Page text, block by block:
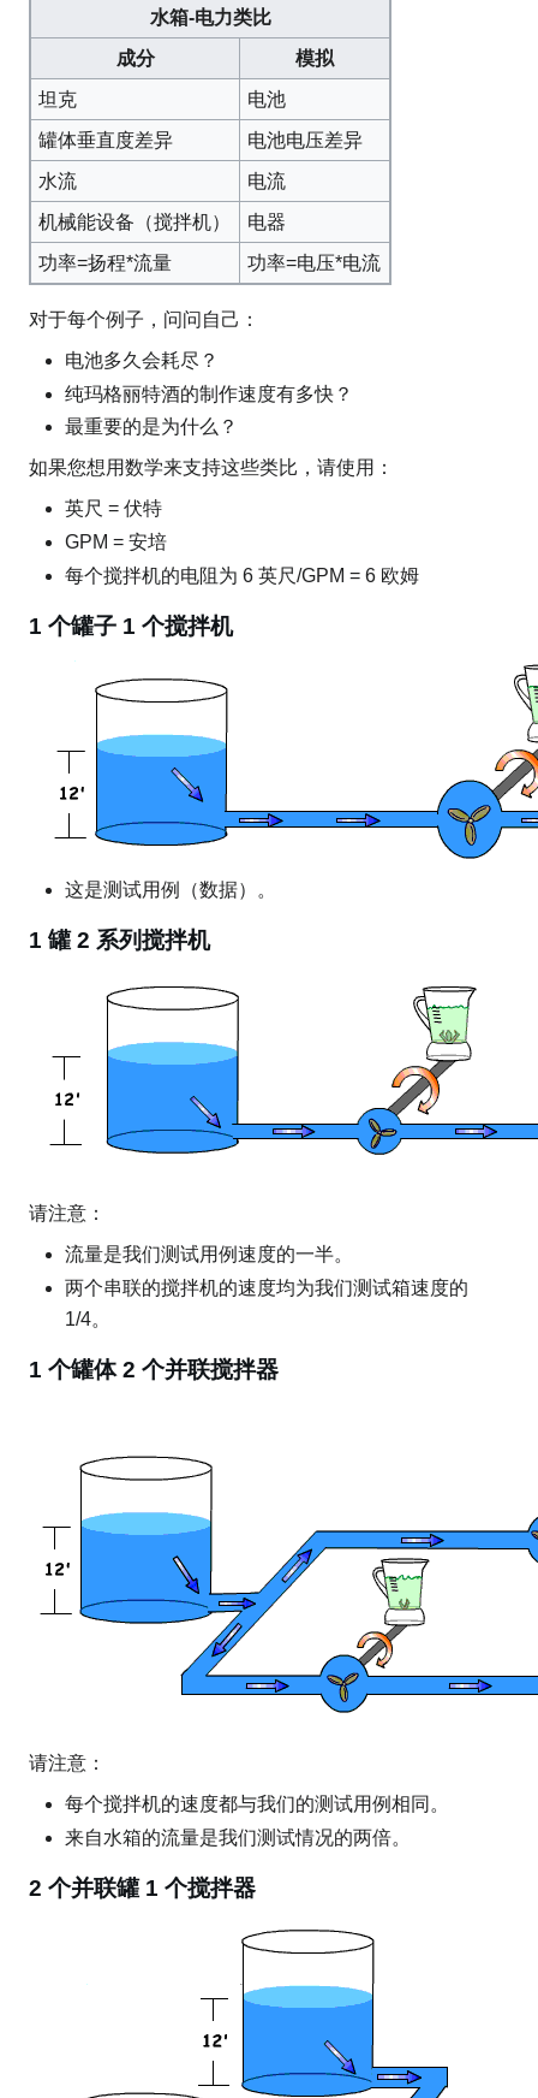
水箱-电力类比
成分
模拟
坦克
电池
罐体垂直度差异
电池电压差异
水流
电流
机械能设备（搅拌机）
电器
功率=扬程*流量
功率=电压*电流
对于每个例子，问问自己：
电池多久会耗尽？
纯玛格丽特酒的制作速度有多快？
最重要的是为什么？
如果您想用数学来支持这些类比，请使用：
英尺 = 伏特
GPM = 安培
每个搅拌机的电阻为 6 英尺/GPM = 6 欧姆
1 个罐子 1 个搅拌机
这是测试用例（数据）。
1 罐 2 系列搅拌机
请注意：
流量是我们测试用例速度的一半。
两个串联的搅拌机的速度均为我们测试箱速度的
1/4。
1 个罐体 2 个并联搅拌器
请注意：
每个搅拌机的速度都与我们的测试用例相同。
来自水箱的流量是我们测试情况的​​两倍。
2 个并联罐 1 个搅拌器